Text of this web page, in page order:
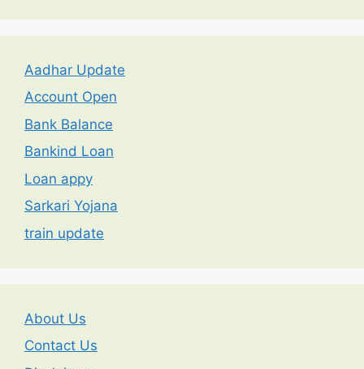
Aadhar Update
Account Open
Bank Balance
Bankind Loan
Loan appy
Sarkari Yojana
train update
About Us
Contact Us